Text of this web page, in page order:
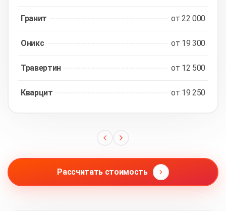
Гранит от 22 000
Оникс от 19 300
Травертин от 12 500
Кварцит от 19 250
Рассчитать стоимость